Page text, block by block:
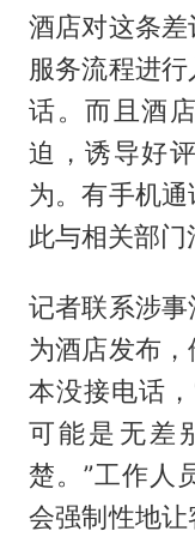
酒店对这条
服务流程进
话。而且酒
迫，诱导好
为。有手机
此与相关部门
记者联系涉
为酒店发布
本没接电话
可能是无差
楚。”工作人
会强制性地